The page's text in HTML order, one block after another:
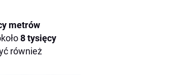
metrów
8 tysięcy
również